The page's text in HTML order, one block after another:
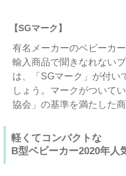
【SGマーク】
有名メーカーのベビーカ
輸入商品で聞きなれない
は、「SGマーク」が付い
しょう。マークがついて
協会」の基準を満たした商
軽くてコンパクトな
B型ベビーカー2020年人